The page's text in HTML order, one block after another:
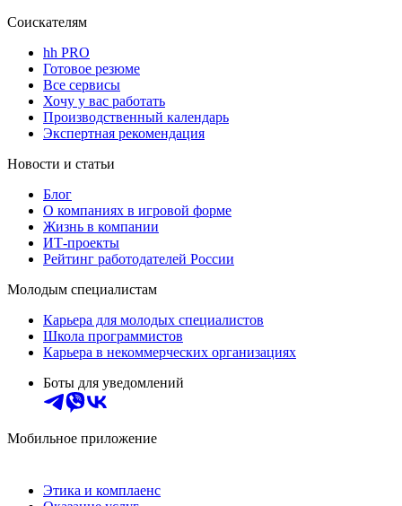
Соискателям
hh PRO
Готовое резюме
Все сервисы
Хочу у вас работать
Производственный календарь
Экспертная рекомендация
Новости и статьи
Блог
О компаниях в игровой форме
Жизнь в компании
ИТ-проекты
Рейтинг работодателей России
Молодым специалистам
Карьера для молодых специалистов
Школа программистов
Карьера в некоммерческих организациях
Боты для уведомлений
Мобильное приложение
Этика и комплаенс